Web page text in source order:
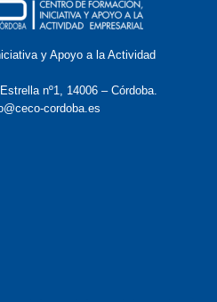
y Apoyo a la Actividad
nº1, 14006 – Córdoba.
cordoba.es